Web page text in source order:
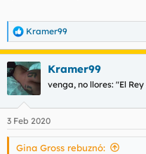
R
e
a
c
c
i
e
s
Kramer99
Kramer99
venga, no llores: "El
3 Feb 2020
Gina Gross rebuznó: